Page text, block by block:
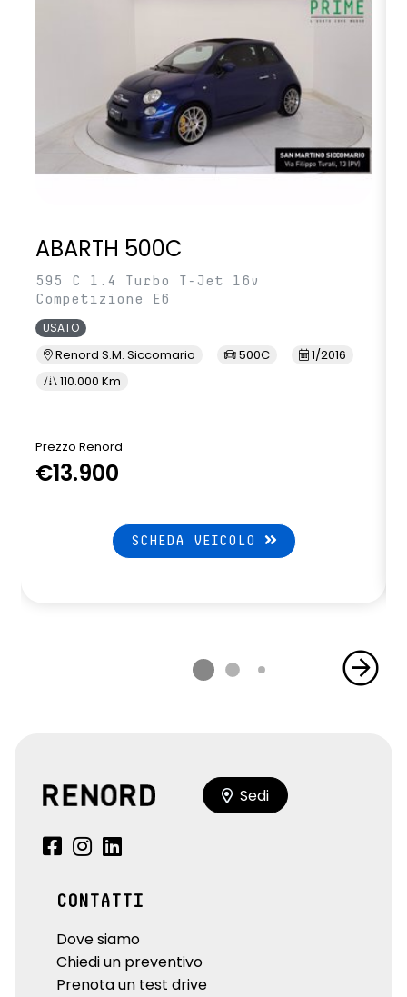
ABARTH 500C
595 C 1.4 Turbo T-Jet 16v
Competizione E6
USATO
Renord S.M. Siccomario 500C
1/2016
110.000 Km
Prezzo Renord
€13.900
SCHEDA VEICOLO
Sedi
CONTATTI
Dove siamo
Chiedi un preventivo
Prenota un test drive